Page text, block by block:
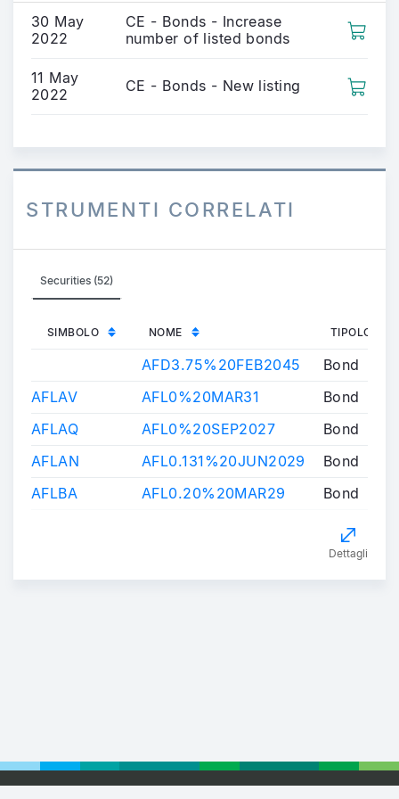
30 May
2022
CE - Bonds - Increase
number of listed bonds
11 May
2022
CE - Bonds - New listing
STRUMENTI CORRELATI
Securities (52)
SIMBOLO NOME TIPOLOGIA
AFD3.75%20FEB2045
Bond
AFLAV
AFL0%20MAR31
Bond
AFLAQ
AFL0%20SEP2027
Bond
AFLAN
AFL0.131%20JUN2029
Bond
AFLBA
AFL0.20%20MAR29 Bond
Dettagli